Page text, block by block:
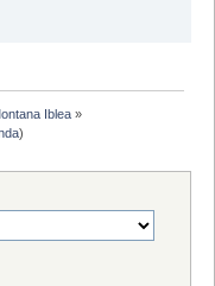
Iblea»
)